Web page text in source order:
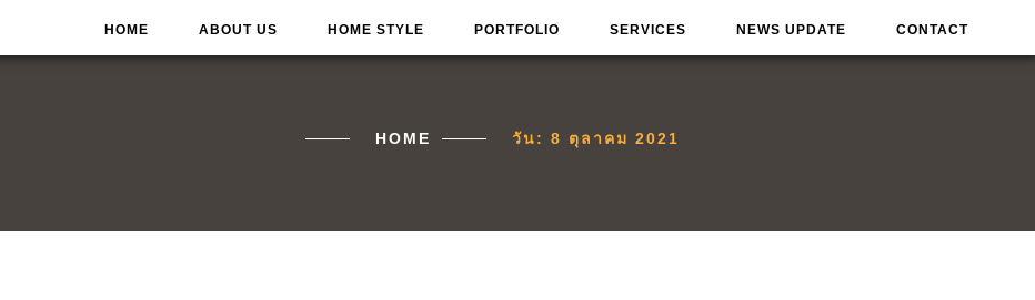
HOME ABOUT US HOME STYLE PORTFOLIO SERVICES NEWS UPDATE CONTACT
HOME วัน: 8 ตุลาคม 2021